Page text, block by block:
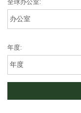
全球办公室:
年度: